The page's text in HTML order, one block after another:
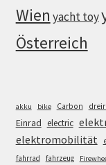
Wien yacht toy
Österreich
akku bike Carbon
Einrad electric
elektromobilität
fahrrad
fahrzeug